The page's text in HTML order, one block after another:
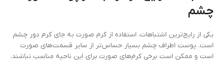
چشم
یکی از رایج‌ترین اشتباهات، استفاده از کرم صورت به جای کرم دور چشم
است. پوست اطراف چشم بسیار حساس‌تر از سایر قسمت‌های صورت
است و ممکن است برخی کرم‌های صورت برای این ناحیه مناسب نباشند.